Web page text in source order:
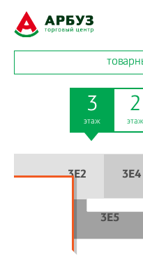
3
этаж
2
этаж
3Е4
3Е5
3E2